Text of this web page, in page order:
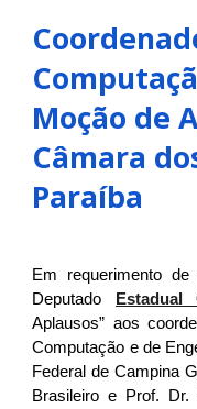
Moção de
Câmara
Paraíba
Em requerimento
Deputado
Estadual
Aplausos” aos
Computação e de
Federal de Campina
Brasileiro e Prof. Dr.